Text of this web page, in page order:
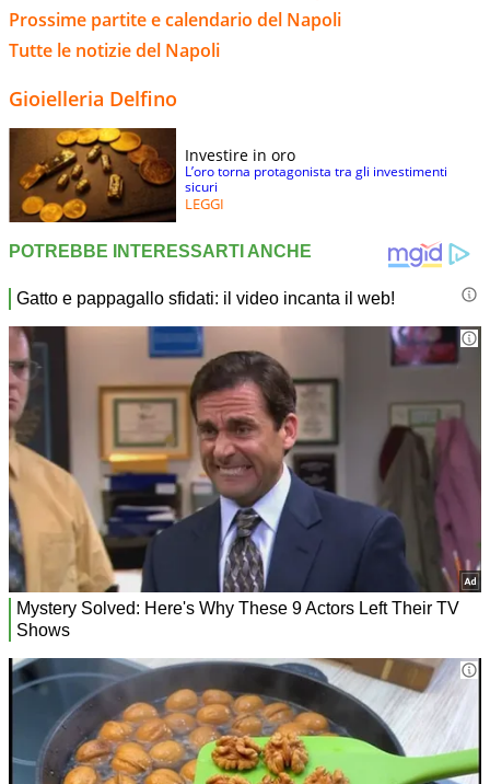
Prossime partite e calendario del Napoli
Tutte le notizie del Napoli
Gioielleria Delfino
Investire in oro
L’oro torna protagonista tra gli investimenti
sicuri
LEGGI